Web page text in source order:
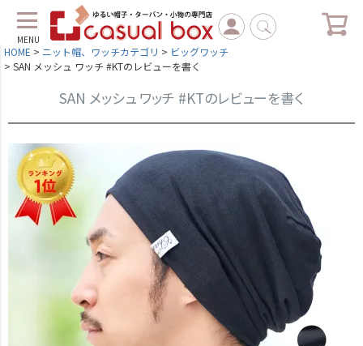
MENU
HOME ニット帽、ワッチカテゴリ
ビッグワッチ
SAN メッシュ ワッチ #KTのレビューを書く
SAN メッシュ ワッチ #KTのレビューを書く